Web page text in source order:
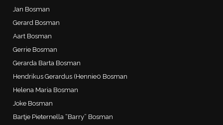
Jan Bosman
Gerard Bosman
Aart Bosman
Gerrie Bosman
Gerarda Barta Bosman
Hendrikus Gerardus (Hennie0 Bosman
Helena Maria Bosman
Joke Bosman
Bartje Pieternella “Barry” Bosman